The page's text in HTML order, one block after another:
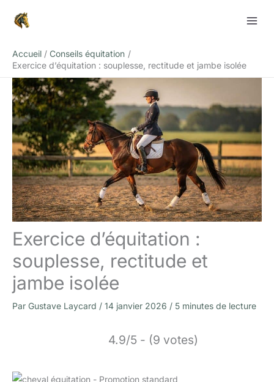
Accueil
Conseils équitation
Exercice d’équitation : souplesse, rectitude et jambe isolée
Exercice d’équitation :
souplesse, rectitude et
jambe isolée
Par Gustave Laycard / 14 janvier 2026 / 5 minutes de lecture
4.9/5 - (9 votes)